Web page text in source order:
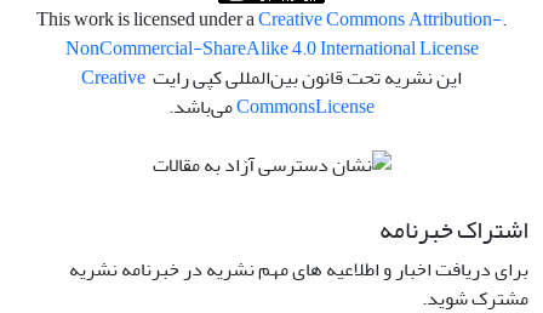
.This work is licensed under a
Creative Commons Attribution-
NonCommercial-ShareAlike 4.0 International License
این نشریه تحت قانون بین‌المللی کپی رایت Creative
CommonsLicense می‌باشد.
اشتراک خبرنامه
برای دریافت اخبار و اطلاعیه های مهم نشریه در خبرنامه نشریه
مشترک شوید.